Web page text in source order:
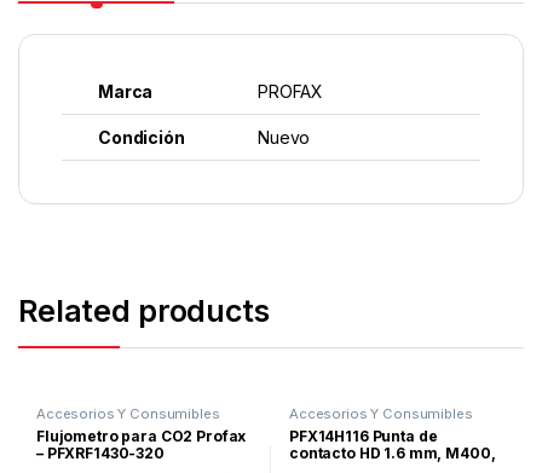
Marca PROFAX
Condición Nuevo
Related products
Accesorios Y Consumibles
Para Soldar Proceso TIG
Flujometro para CO2 Profax
– PFXRF1430-320
Accesorios Y Consumibles
Para Soldar, Proceso MIG
PFX14H116 Punta de
contacto HD 1.6 mm, M400,